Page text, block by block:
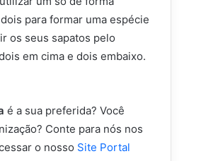
para formar uma espécie
os seus sapatos pelo
em cima e dois embaixo.
é a sua preferida? Você
Conte para nós nos
o nosso Site Portal